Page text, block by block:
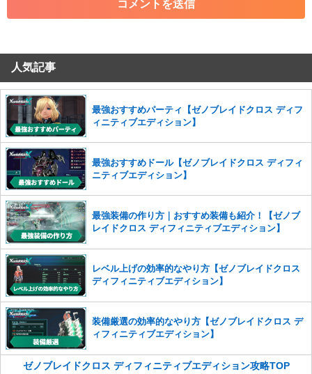
・その他、管理者が不適切と判断した投稿
コメントの削除を申請する
せていただきます。ご了承ください。
※一度削除したコメントは復元ができませんのでご注意くだ
さい。
また、過度な利用規約の違反や、弊社に損害の及ぶ内容の書き込みがあ
った場合は、法的措置をとらせていただく場合もございますので、あら
かじめご理解くださいませ。
人気記事
最強おすすめパーティ【ゼノブレイドクロス ディフ
ィニティブエディション】
最強おすすめドール【ゼノブレイドクロス ディフィ
ニティブエディション】
最強装備の作り方｜おすすめ装備も紹介！【ゼノブ
レイドクロス ディフィニティブエディション】
レベル上げの効率的なやり方【ゼノブレイドクロス
ディフィニティブエディション】
装備厳選の効率的なやり方【ゼノブレイドクロス デ
ィフィニティブエディション】
ゼノブレイドクロス ディフィニティブエディション攻略TOP